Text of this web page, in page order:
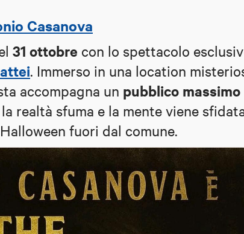
Casanova
31 ottobre con lo spettacolo
. Immerso in una location
accompagna un pubblico
realtà sfuma e la mente viene
fuori dal comune.